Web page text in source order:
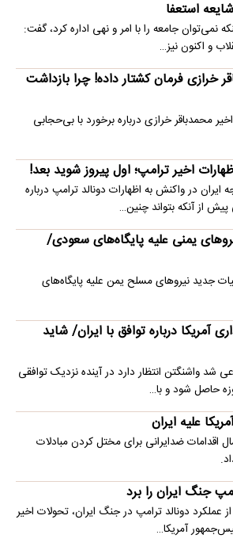
استعفا
نمی‌توان جامعه را با امر و نهی اداره کرد، گفت:
و اکنون نیز…
خرازی فرمان کشتار داده! چرا بازداشت
محمدباقر خرازی درباره برخورد با بی‌حجابی
اخیر ترامپ؛ اول پیروز شوید بعد!
در واکنش به اظهارات دونالد ترامپ درباره
از آنکه بتواند چنین…
یمنی علیه پایگاه‌های سعودی/
جدید نیروهای مسلح یمن علیه پایگاه‌های
آمریکا درباره توافق با ایران/ شاید
شد واشنگتن انتظار دارد در آینده نزدیک توافقی
علیه ایران
اقدامات ضدایرانی برای مختل کردن مبادلات
جنگ ایران را برد
عملکرد دونالد ترامپ در جنگ ایران، تحولات اخیر
آمریکا…